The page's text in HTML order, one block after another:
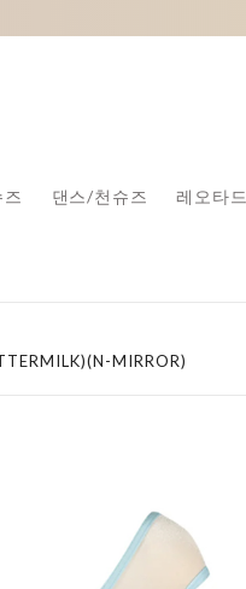
즈 댄스/천슈즈 레오타드
MIRROR)